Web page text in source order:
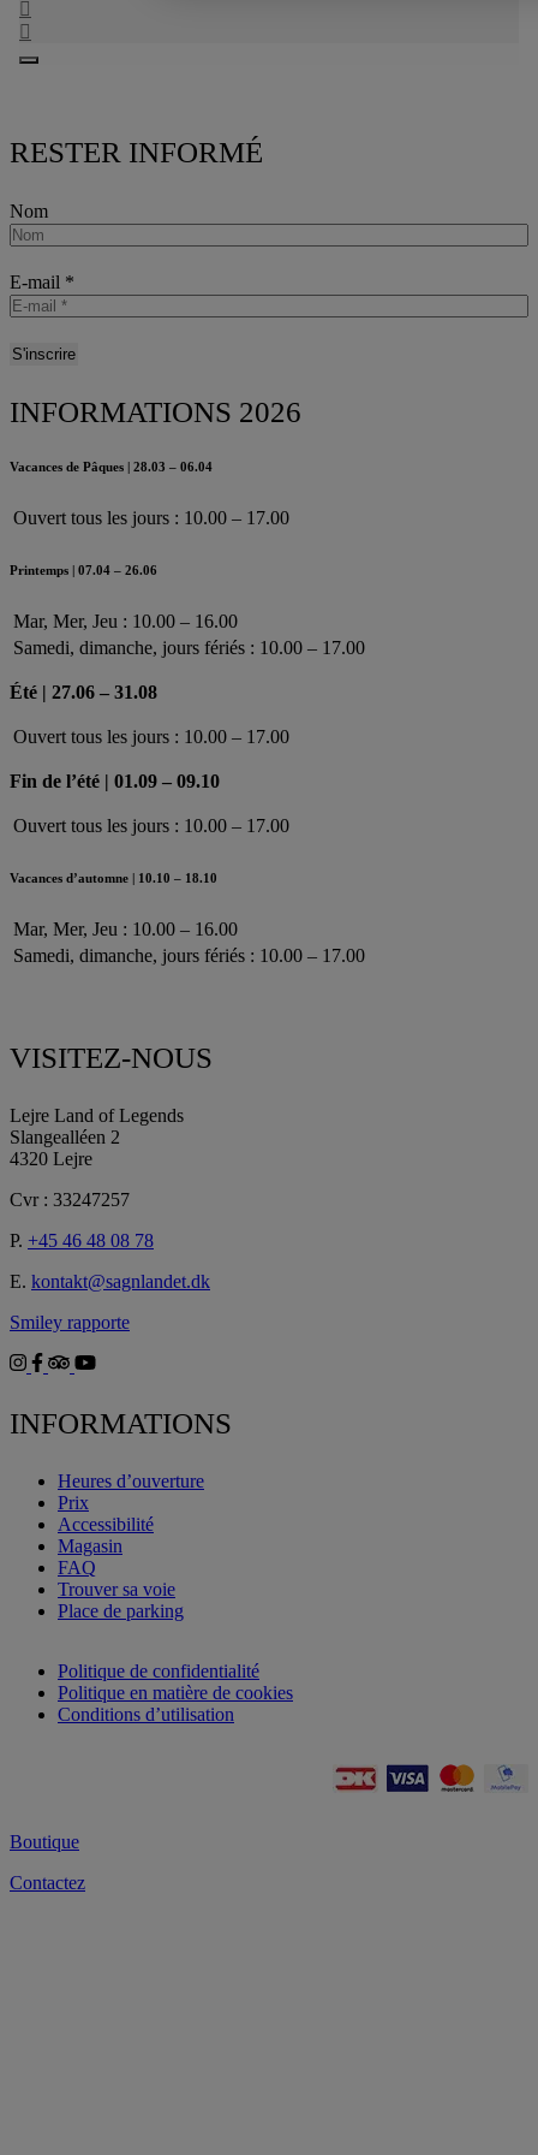
RESTER INFORMÉ
Nom
E-mail *
INFORMATIONS 2026
Vacances de Pâques | 28.03 – 06.04
Ouvert tous les jours : 10.00 – 17.00
Printemps | 07.04 – 26.06
Mar, Mer, Jeu : 10.00 – 16.00
Samedi, dimanche, jours fériés : 10.00 – 17.00
Été | 27.06 – 31.08
Ouvert tous les jours : 10.00 – 17.00
Fin de l’été | 01.09 – 09.10
Ouvert tous les jours : 10.00 – 17.00
Vacances d’automne | 10.10 – 18.10
Mar, Mer, Jeu : 10.00 – 16.00
Samedi, dimanche, jours fériés : 10.00 – 17.00
VISITEZ-NOUS
Lejre Land of Legends
Slangealléen 2
4320 Lejre
Cvr : 33247257
P. +45 46 48 08 78
E. kontakt@sagnlandet.dk
Smiley rapporte
INFORMATIONS
Heures d’ouverture
Prix
Accessibilité
Magasin
FAQ
Trouver sa voie
Place de parking
Politique de confidentialité
Politique en matière de cookies
Conditions d’utilisation
Boutique
Contactez